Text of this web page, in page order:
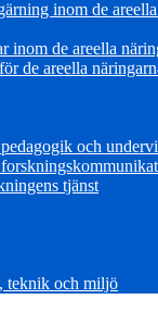
inom de
inom de areella
de areella
och
tjänst
teknik och miljö